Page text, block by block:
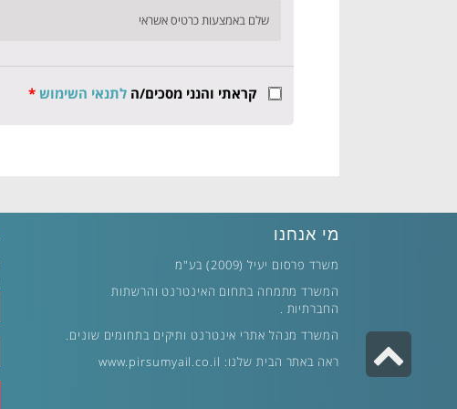
שלם באמצעות כרטיס אשראי
קראתי והנני מסכים/הלתנאי השימוש *
מי אנחנו
משרד פרסום יעיל (2009) בע"מ
המשרד מתמחה בתחום האינטרנט והרשתות
החברתיות .
המשרד מנהל אתרי אינטרנט ותיקים בתחומים שונים.
ראה באתר הבית שלנו: www.pirsumyail.co.il גלילה
לראש